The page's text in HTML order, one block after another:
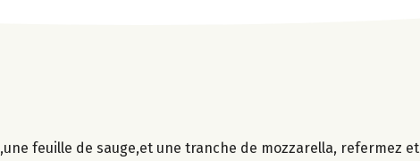
feuille de sauge,et une tranche de mozzarella, refermez et